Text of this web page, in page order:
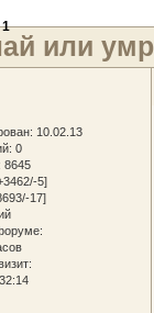
или
1
: 10.02.13
0
8645
5]
17]